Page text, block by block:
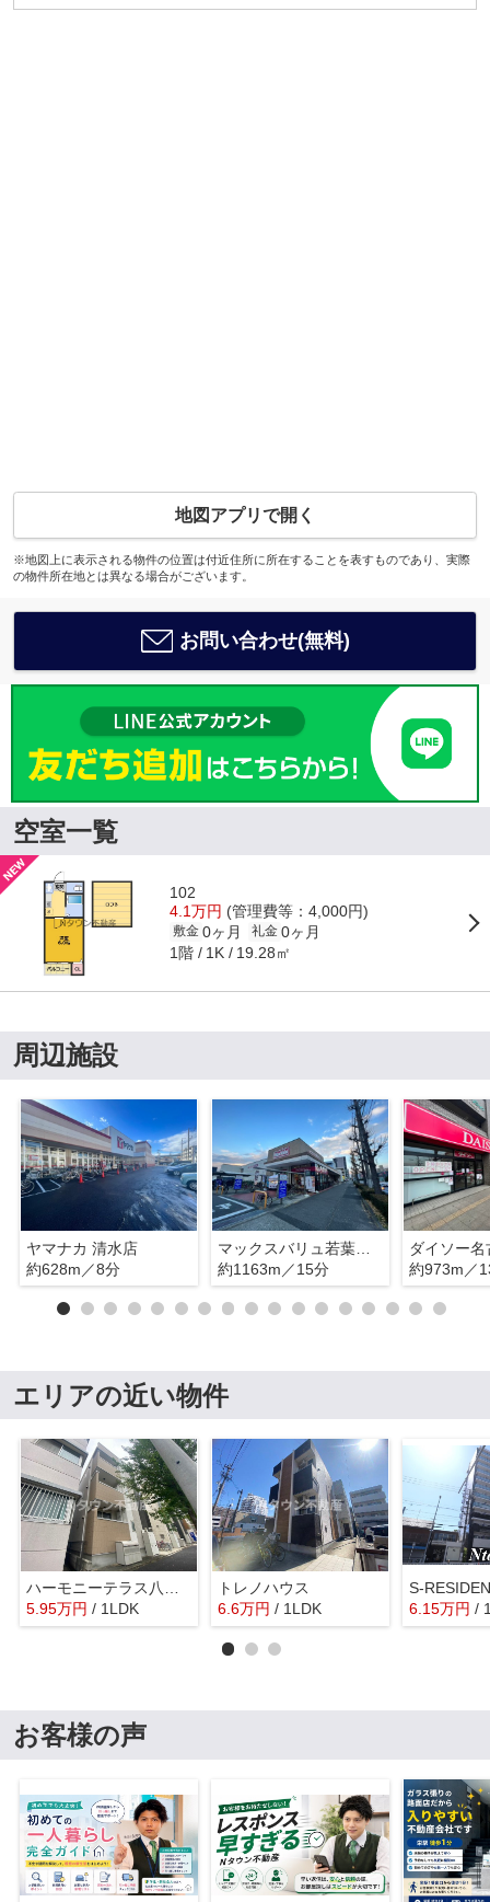
地図アプリで開く
※地図上に表示される物件の位置は付近住所に所在することを表すものであり、実際
の物件所在地とは異なる場合がございます。
お問い合わせ(無料)
空室一覧
102
4.1万円 (管理費等：4,000円)
敷金 0ヶ月 礼金 0ヶ月
1階 1K 19.28㎡
周辺施設
ヤマナカ 清水店
約628m／8分
マックスバリュ若葉通店
約1163m／15分
ダイソー
約973m／
エリアの近い物件
5.95万円 / 1LDK
トレノハウス
6.6万円 / 1LDK
S-
6.15万円 /
お客様の声